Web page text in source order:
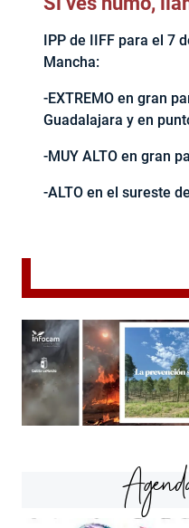
IPP de IIFF para el 7
Mancha:
-EXTREMO en gran
Guadalajara y en
-MUY ALTO en gran
-ALTO en el sureste